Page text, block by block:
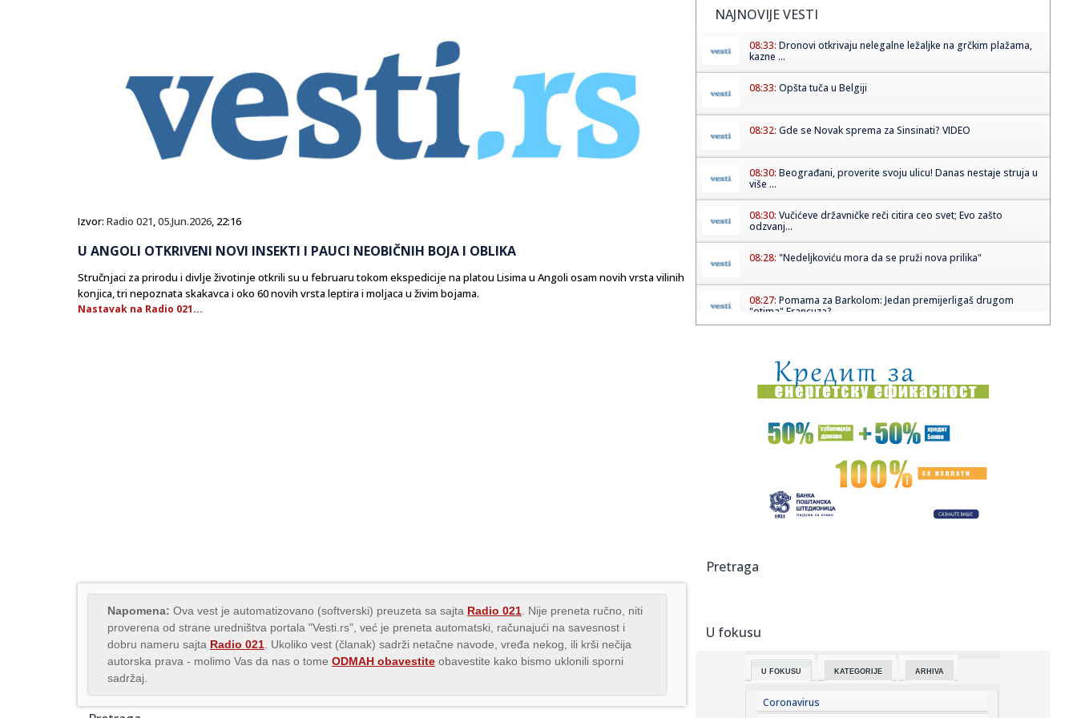
Izvor: Radio 021,05.Jun.2026, 22:16
U ANGOLI OTKRIVENI NOVI INSEKTI I PAUCI NEOBIČNIH BOJA I OBLIKA
Stručnjaci za prirodu i divlje životinje otkrili su u februaru tokom ekspedicije na platou Lisima u Angoli osam novih vrsta vilinih
konjica, tri nepoznata skakavca i oko 60 novih vrsta leptira i moljaca u živim bojama.
Nastavak na Radio 021...
Napomena: Ova vest je automatizovano (softverski) preuzeta sa sajta Radio 021 . Nije preneta ručno, niti
proverena od strane uredništva portala "Vesti.rs", već je preneta automatski, računajući na savesnost i
dobru nameru sajta Radio 021 . Ukoliko vest (članak) sadrži netačne navode, vređa nekog, ili krši nečija
autorska prava - molimo Vas da nas o tome ODMAH obavestite obavestite kako bismo uklonili sporni
sadržaj.
NAJNOVIJE VESTI
08:33: Dronovi otkrivaju nelegalne ležaljke na grčkim plažama,
kazne ...
08:33: Opšta tuča u Belgiji
08:32: Gde se Novak sprema za Sinsinati? VIDEO
08:30: Beograđani, proverite svoju ulicu! Danas nestaje struja u
više ...
08:30: Vučićeve državničke reči citira ceo svet; Evo zašto
odzvanj...
08:28: "Nedeljkoviću mora da se pruži nova prilika"
08:27: Pomama za Barkolom: Jedan premijerligaš drugom
"otima" Francuza?...
08:24:Tri važna javna poziva namenjena novosadskim
poljoprivrednicima!
08:23:Klintu Istvudu se ovaj vestern uopšte nije dopao: "Bio je
smeša...
Evakuisano milion ljudi; Popaljeni svi alarmi
08:23:Orkestar Vasiljević pobednik sabora trubača u Guči
08:20:
08:16: Кошаркашице Србије млађе од 18 ...
Pretraga
U fokusu
U FOKUSU KATEGORIJE ARHIVA
Coronavirus